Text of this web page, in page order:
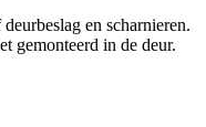
en scharnieren.
gemonteerd in de deur.